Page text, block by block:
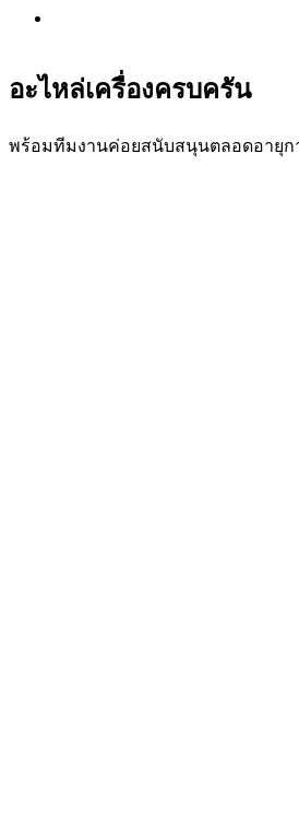
อะไหล่เครื่องครบครัน
พร้อมทีมงานค่อยสนับสนุนตลอดอายุก